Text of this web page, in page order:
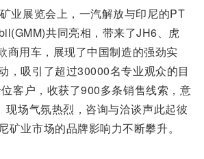
业展览会上，一汽解放与印尼的PT
共同亮相，带来了JH6、虎
商用车，展现了中国制造的强劲实
，吸引了超过30000名专业观众的目
客户，收获了900多条销售线索，意
现场气氛热烈，咨询与洽谈声此起彼
矿业市场的品牌影响力不断攀升。